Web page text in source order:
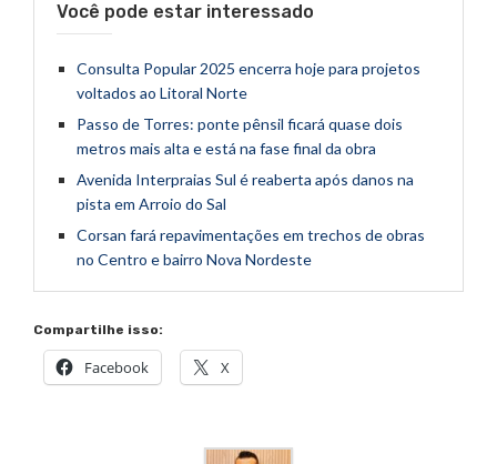
Você pode estar interessado
Consulta Popular 2025 encerra hoje para projetos
voltados ao Litoral Norte
Passo de Torres: ponte pênsil ficará quase dois
metros mais alta e está na fase final da obra
Avenida Interpraias Sul é reaberta após danos na
pista em Arroio do Sal
Corsan fará repavimentações em trechos de obras
no Centro e bairro Nova Nordeste
Compartilhe isso:
Facebook X